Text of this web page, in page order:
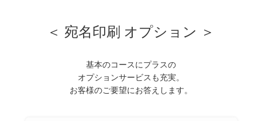
＜ 宛名印刷 オプション ＞
基本のコースにプラスの
オプションサービスも充実。
お客様のご要望にお答えします。